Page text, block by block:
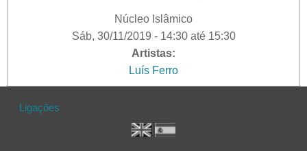
Núcleo Islâmico
Sáb, 30/11/2019 - 14:30até 15:30
Artistas:
Luís Ferro
Ligações